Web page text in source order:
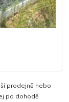
prodejně nebo
po dohodě